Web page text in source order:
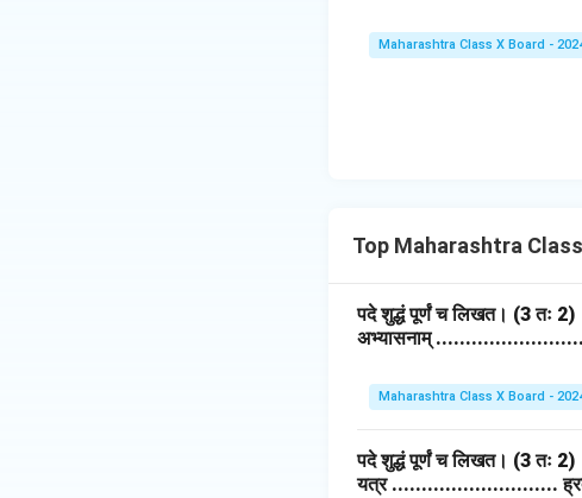
Maharashtra Class X Board -
Top Maharashtra
पदे शुद्धं पूर्णं च लिखत। (3 तः 2)
अभ्यासनाम्
Maharashtra Class X Board -
पदे शुद्धं पूर्णं च लिखत। (3 तः 2)
यत्र ............................